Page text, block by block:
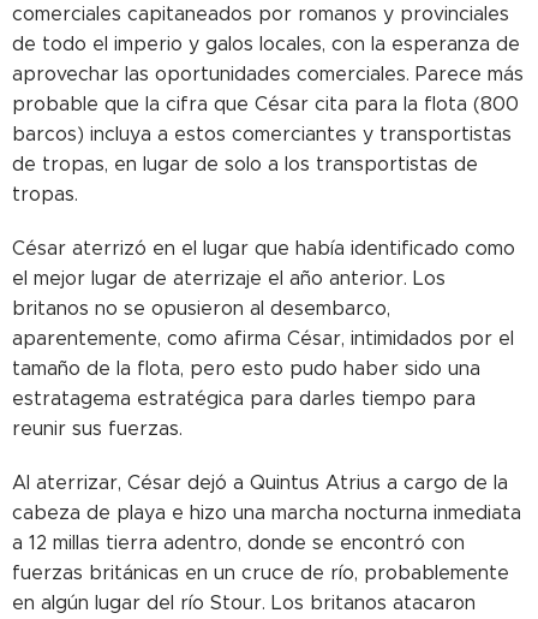
comerciales capitaneados por romanos y provinciales
de todo el imperio y galos locales, con la esperanza de
aprovechar las oportunidades comerciales. Parece más
probable que la cifra que César cita para la flota (800
barcos) incluya a estos comerciantes y transportistas
de tropas, en lugar de solo a los transportistas de
tropas.
César aterrizó en el lugar que había identificado como
el mejor lugar de aterrizaje el año anterior. Los
britanos no se opusieron al desembarco,
aparentemente, como afirma César, intimidados por el
tamaño de la flota, pero esto pudo haber sido una
estratagema estratégica para darles tiempo para
reunir sus fuerzas.
Al aterrizar, César dejó a Quintus Atrius a cargo de la
cabeza de playa e hizo una marcha nocturna inmediata
a 12 millas tierra adentro, donde se encontró con
fuerzas británicas en un cruce de río, probablemente
en algún lugar del río Stour. Los britanos atacaron